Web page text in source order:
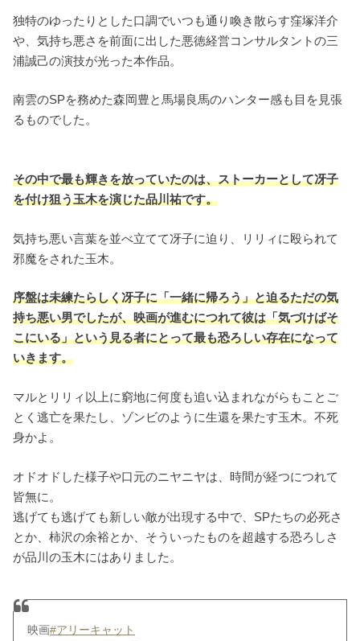
独特のゆったりとした口調でいつも通り喚き散らす窪塚洋介
や、気持ち悪さを前面に出した悪徳経営コンサルタントの三
浦誠己の演技が光った本作品。
南雲のSPを務めた森岡豊と馬場良馬のハンター感も目を見張
るものでした。
その中で最も輝きを放っていたのは、ストーカーとして冴子
を付け狙う玉木を演じた品川祐です。
気持ち悪い言葉を並べ立てて冴子に迫り、リリィに殴られて
邪魔をされた玉木。
序盤は未練たらしく冴子に「一緒に帰ろう」と迫るただの気
持ち悪い男でしたが、映画が進むにつれて彼は「気づけばそ
こにいる」という見る者にとって最も恐ろしい存在になって
いきます。
マルとリリィ以上に窮地に何度も追い込まれながらもことご
とく逃亡を果たし、ゾンビのように生還を果たす玉木。不死
身かよ。
オドオドした様子や口元のニヤニヤは、時間が経つにつれて
皆無に。
逃げても逃げても新しい敵が出現する中で、SPたちの必死さ
とか、柿沢の余裕とか、そういったものを超越する恐ろしさ
が品川の玉木にはありました。
映画#アリーキャット